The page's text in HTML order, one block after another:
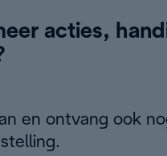
acties,
en ontvang ook